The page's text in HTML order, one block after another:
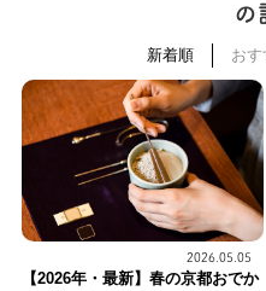
の
新着順 お
2026.05.05
【2026年・最新】春の京都おでか